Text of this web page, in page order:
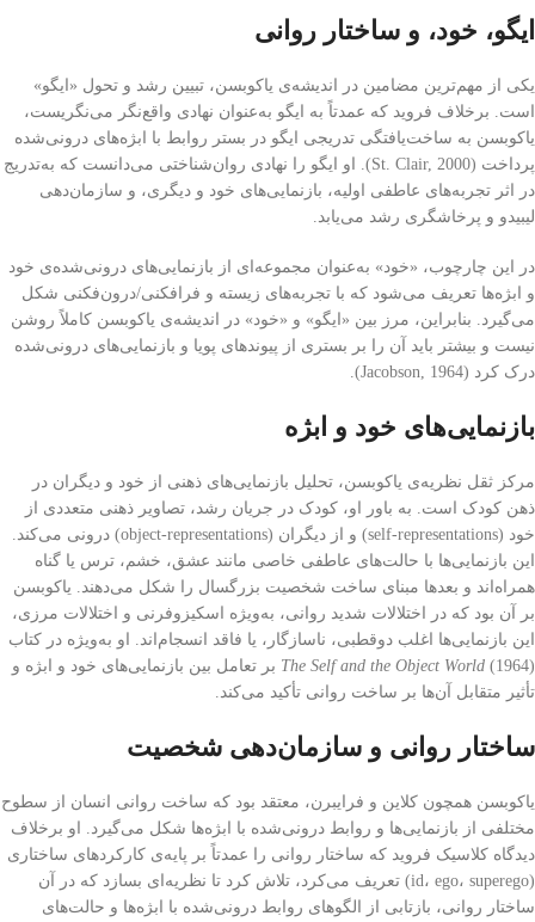
ایگو، خود، و ساختار روانی
یکی از مهم‌ترین مضامین در اندیشه‌ی یاکوبسن، تبیین رشد و تحول «ایگو»
است. برخلاف فروید که عمدتاً به ایگو به‌عنوان نهادی واقع‌نگر می‌نگریست،
یاکوبسن به ساخت‌یافتگی تدریجی ایگو در بستر روابط با ابژه‌های درونی‌شده
پرداخت (St. Clair, 2000). او ایگو را نهادی روان‌شناختی می‌دانست که به‌تدریج
در اثر تجربه‌های عاطفی اولیه، بازنمایی‌های خود و دیگری، و سازمان‌دهی
لیبیدو و پرخاشگری رشد می‌یابد.
در این چارچوب، «خود» به‌عنوان مجموعه‌ای از بازنمایی‌های درونی‌شده‌ی خود
و ابژه‌ها تعریف می‌شود که با تجربه‌های زیسته و فرافکنی/درون‌فکنی شکل
می‌گیرد. بنابراین، مرز بین «ایگو» و «خود» در اندیشه‌ی یاکوبسن کاملاً روشن
نیست و بیشتر باید آن را بر بستری از پیوندهای پویا و بازنمایی‌های درونی‌شده
درک کرد (Jacobson, 1964).
بازنمایی‌های خود و ابژه
مرکز ثقل نظریه‌ی یاکوبسن، تحلیل بازنمایی‌های ذهنی از خود و دیگران در
ذهن کودک است. به باور او، کودک در جریان رشد، تصاویر ذهنی متعددی از
خود (self-representations) و از دیگران (object-representations) درونی می‌کند.
این بازنمایی‌ها با حالت‌های عاطفی خاصی مانند عشق، خشم، ترس یا گناه
همراه‌اند و بعدها مبنای ساخت شخصیت بزرگسال را شکل می‌دهند. یاکوبسن
بر آن بود که در اختلالات شدید روانی، به‌ویژه اسکیزوفرنی و اختلالات مرزی،
این بازنمایی‌ها اغلب دوقطبی، ناسازگار، یا فاقد انسجام‌اند. او به‌ویژه در کتاب
The Self and the Object World (1964) بر تعامل بین بازنمایی‌های خود و ابژه و
تأثیر متقابل آن‌ها بر ساخت روانی تأکید می‌کند.
ساختار روانی و سازمان‌دهی شخصیت
یاکوبسن همچون کلاین و فرایبرن، معتقد بود که ساخت روانی انسان از سطوح
مختلفی از بازنمایی‌ها و روابط درونی‌شده با ابژه‌ها شکل می‌گیرد. او برخلاف
دیدگاه کلاسیک فروید که ساختار روانی را عمدتاً بر پایه‌ی کارکردهای ساختاری
(id، ego، superego) تعریف می‌کرد، تلاش کرد تا نظریه‌ای بسازد که در آن
ساختار روانی، بازتابی از الگوهای روابط درونی‌شده با ابژه‌ها و حالت‌های